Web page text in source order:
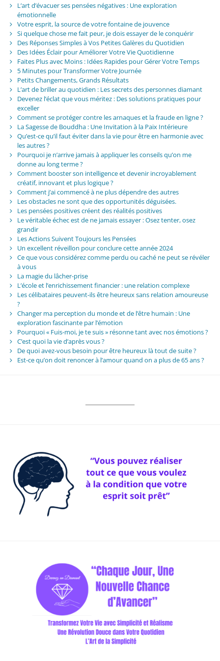
L’art d’évacuer ses pensées négatives : Une exploration
émotionnelle
Votre esprit, la source de votre fontaine de jouvence
Si quelque chose me fait peur, je dois essayer de le conquérir
Des Réponses Simples à Vos Petites Galères du Quotidien
Des Idées Éclair pour Améliorer Votre Vie Quotidienne
Faites Plus avec Moins : Idées Rapides pour Gérer Votre Temps
5 Minutes pour Transformer Votre Journée
Petits Changements, Grands Résultats
L’art de briller au quotidien : Les secrets des personnes diamant
Devenez l’éclat que vous méritez : Des solutions pratiques pour
exceller
Comment se protéger contre les arnaques et la fraude en ligne ?
La Sagesse de Bouddha : Une Invitation à la Paix Intérieure
Qu’est-ce qu’il faut éviter dans la vie pour être en harmonie avec
les autres ?
Pourquoi je n’arrive jamais à appliquer les conseils qu’on me
donne au long terme ?
Comment booster son intelligence et devenir incroyablement
créatif, innovant et plus logique ?
Comment j’ai commencé à ne plus dépendre des autres
Les obstacles ne sont que des opportunités déguisées.
Les pensées positives créent des réalités positives
Le véritable échec est de ne jamais essayer : Osez tenter, osez
grandir
Les Actions Suivent Toujours les Pensées
Un excellent réveillon pour conclure cette année 2024
Ce que vous considérez comme perdu ou caché ne peut se révéler
à vous
La magie du lâcher-prise
L’école et l’enrichissement financier : une relation complexe
Les célibataires peuvent-ils être heureux sans relation amoureuse
?
Changer ma perception du monde et de l’être humain : Une
exploration fascinante par l’émotion
Pourquoi « Fuis-moi, je te suis » résonne tant avec nos émotions ?
C’est quoi la vie d’après vous ?
De quoi avez-vous besoin pour être heureux là tout de suite ?
Est-ce qu’on doit renoncer à l’amour quand on a plus de 65 ans ?